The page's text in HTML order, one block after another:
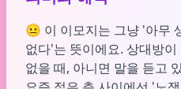
😐 이 이모지는 그냥 '아무
없다'는 뜻이에요. 상대방
없을 때, 아니면 말을 듣고